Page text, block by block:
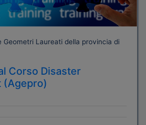
Geometri Laureati della provincia di
Corso Disaster
(Agepro)